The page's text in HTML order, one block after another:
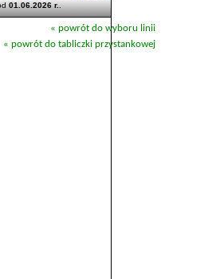
01.06.2026 r..
« powrót do wyboru linii
« powrót do tabliczki przystankowej